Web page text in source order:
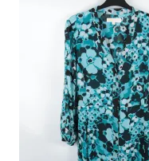
Ersättning om varan